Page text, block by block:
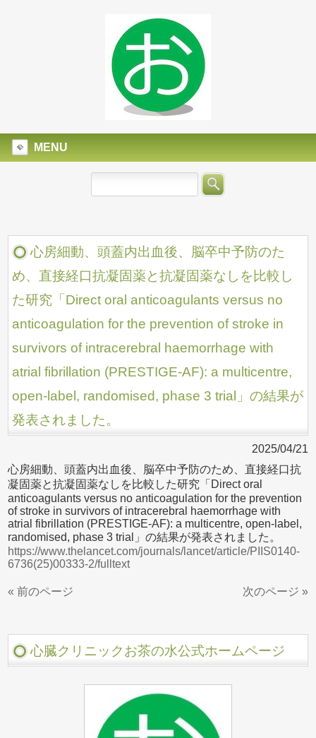
MENU
心房細動、頭蓋内出血後、脳卒中予防のた
め、直接経口抗凝固薬と抗凝固薬なしを比較し
た研究「Direct oral anticoagulants versus no
anticoagulation for the prevention of stroke in
survivors of intracerebral haemorrhage with
atrial fibrillation (PRESTIGE-AF): a multicentre,
open-label, randomised, phase 3 trial」の結果が
発表されました。
2025/04/21
心房細動、頭蓋内出血後、脳卒中予防のため、直接経口抗
凝固薬と抗凝固薬なしを比較した研究「Direct oral
anticoagulants versus no anticoagulation for the prevention
of stroke in survivors of intracerebral haemorrhage with
atrial fibrillation (PRESTIGE-AF): a multicentre, open-label,
randomised, phase 3 trial」の結果が発表されました。
https://www.thelancet.com/journals/lancet/article/PIIS0140-
6736(25)00333-2/fulltext
« 前のページ 次のページ »
心臓クリニックお茶の水公式ホームページ